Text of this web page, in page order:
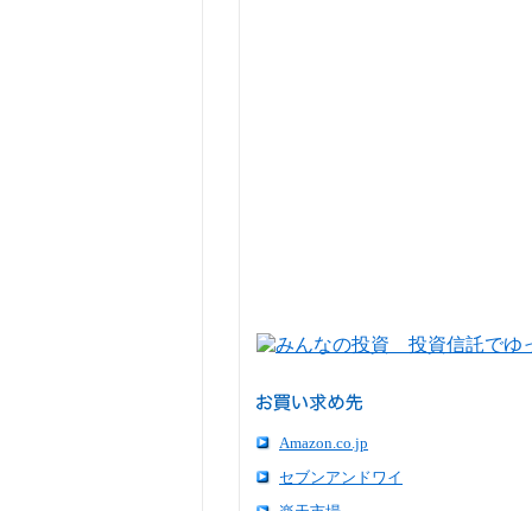
Amazon.co.jp
セブンアンドワイ